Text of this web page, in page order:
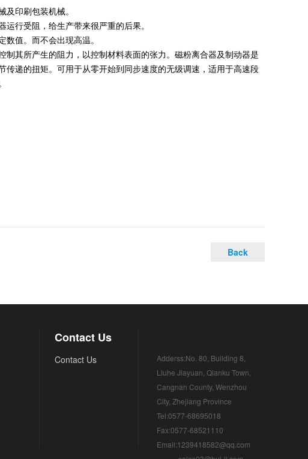
印刷包装机械。
行受阻，给生产带来很严重的后果。
值。而不会出现高温。
其所产生的阻力，以控制材料表面的张力。磁粉离合器及制动器是
递的扭矩。可用于从零开始到同步速度的无级调速，适用于高速段
Back
Contact Us
Contact Us
Adderss:No. 80, Building 8,
Liuhe Jiayuan, Qianku Town,
Cangnan County, Wenzhou
City, Zhejiang Province
Tel:0577-68695018
Fax:0577-68521110
Email:1239418582@qq.com